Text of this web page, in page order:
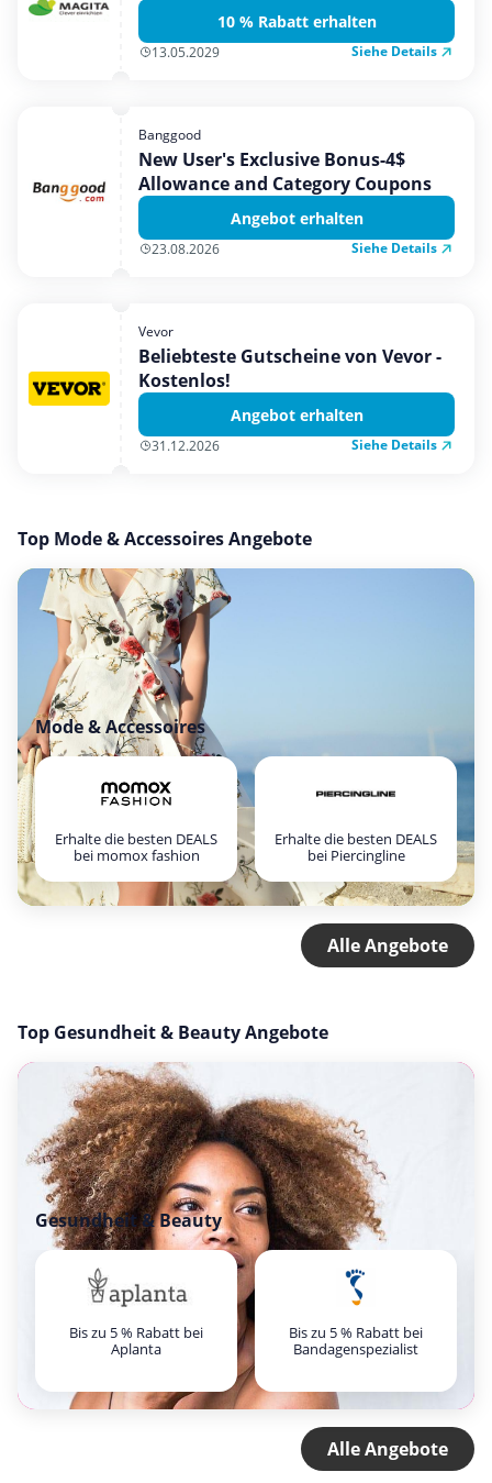
10 % Rabatt erhalten
13.05.2029 Siehe Details
Banggood
New User's Exclusive Bonus-4$
Allowance and Category Coupons
Angebot erhalten
23.08.2026 Siehe Details
Vevor
Beliebteste Gutscheine von Vevor -
Kostenlos!
Angebot erhalten
31.12.2026 Siehe Details
Top Mode & Accessoires Angebote
Mode & Accessoires
Erhalte die besten DEALS
bei momox fashion
Erhalte die besten DEALS
bei Piercingline
Alle Angebote
Top Gesundheit & Beauty Angebote
Gesundheit & Beauty
Bis zu 5 % Rabatt bei
Aplanta
Bis zu 5 % Rabatt bei
Bandagenspezialist
Alle Angebote